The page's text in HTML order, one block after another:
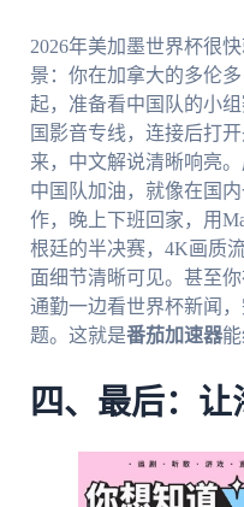
2026年美加墨世界杯很
景：你在加拿大的多伦
起，准备看中国队的小
国影音专线，连接后打
来，中文解说清晰响亮
中国队加油，就像在国
作，晚上下班回家，用
根廷的半决赛，4K画质
面细节清晰可见。甚至
通勤一边看世界杯新闻
题。这就是番茄加速器能
四、最后：